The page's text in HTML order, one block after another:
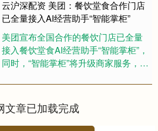
云沪深配资 美团：餐饮堂食合作门店
已全量接入AI经营助手“智能掌柜”
美团宣布全国合作的餐饮门店已全量
接入餐饮堂食AI经营助手“智能掌柜”，
同时，“智能掌柜”将升级商家服务，发
提供专属AI经营....
文章已加载完成